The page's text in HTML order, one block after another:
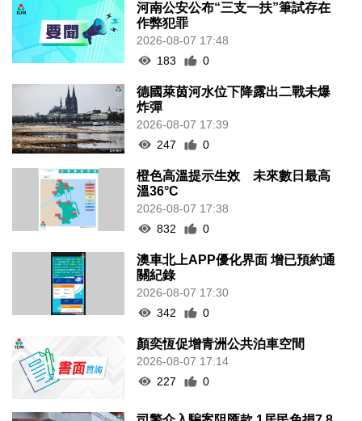
河南公安公布“三支一扶”筆試存在
作弊犯罪
2026-08-07 17:48
183
0
德國萊茵河水位下降露出二戰未爆
炸彈
2026-08-07 17:39
247
0
橙色高溫提示生效 未來數日最高
溫36°C
2026-08-07 17:38
832
0
澳車北上APP優化界面 增已預約通
關紀錄
2026-08-07 17:30
342
0
顏奕恆促增青洲公共泊車空間
2026-08-07 17:14
227
0